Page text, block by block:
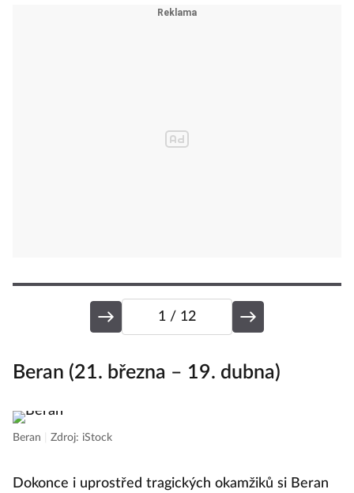
1 / 12
Beran (21. března – 19. dubna)
Beran Zdroj: iStock
Dokonce i uprostřed tragických okamžiků si Beran